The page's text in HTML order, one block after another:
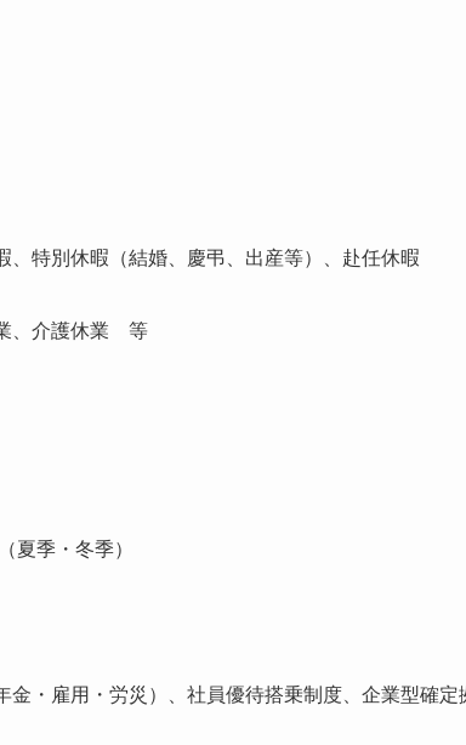
特別休暇（結婚、慶弔、出産等）、赴任休暇
、介護休業 等
季・冬季）
雇用・労災）、社員優待搭乗制度、企業型確定